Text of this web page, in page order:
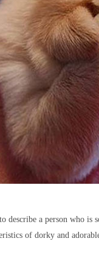
describe a person who
of dorky and